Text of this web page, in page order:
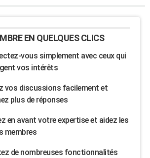
EN QUELQUES CLICS
vous simplement avec ceux qui
vos intérêts
vos discussions facilement et
plus de réponses
en avant votre expertise et aidez les
membres
de nombreuses fonctionnalités